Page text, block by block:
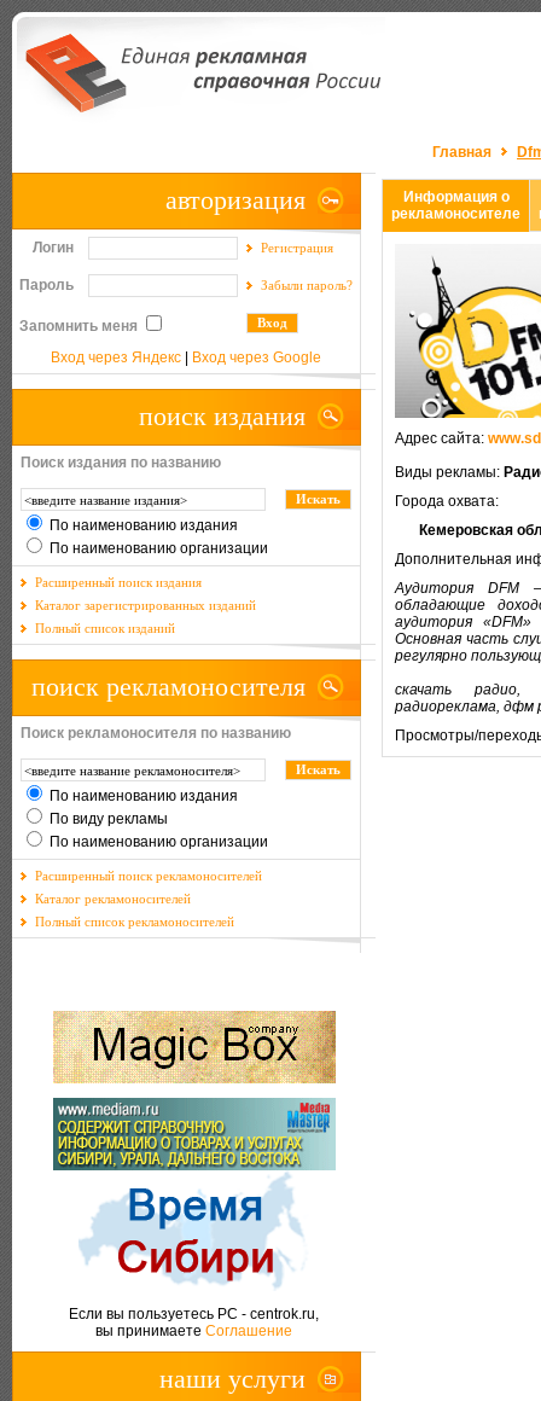
Главная
авторизация
Логин Регистрация
Пароль Забыли пароль?
Запомнить меня
Вход через Яндекс
Вход через Google
поиск издания
Поиск издания по названию
По наименованию издания
По наименованию организации
Расширенный поиск издания
Каталог зарегистрированных изданий
Полный список изданий
поиск рекламоносителя
Поиск рекламоносителя по названию
По наименованию издания
По виду рекламы
По наименованию организации
Расширенный поиск рекламоносителей
Каталог рекламоносителей
Полный список рекламоносителей
Если вы пользуетесь PC - centrok.ru,
вы принимаете Соглашение
наши услуги
Информация о
рекламоносителе
Адрес сайта:
Виды рекламы:
Города охвата:
Кемеровская
Дополнительная
Аудитория
обладающие
аудитория
Основная часть
регулярно
скачать радио,
радиореклама, дфм
Просмотры/